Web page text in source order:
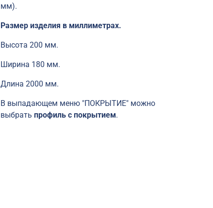
мм).
Размер изделия в миллиметрах.
Высота 200 мм.
Ширина 180 мм.
Длина 2000 мм.
В выпадающем меню "ПОКРЫТИЕ" можно
выбратьпрофиль с покрытием.